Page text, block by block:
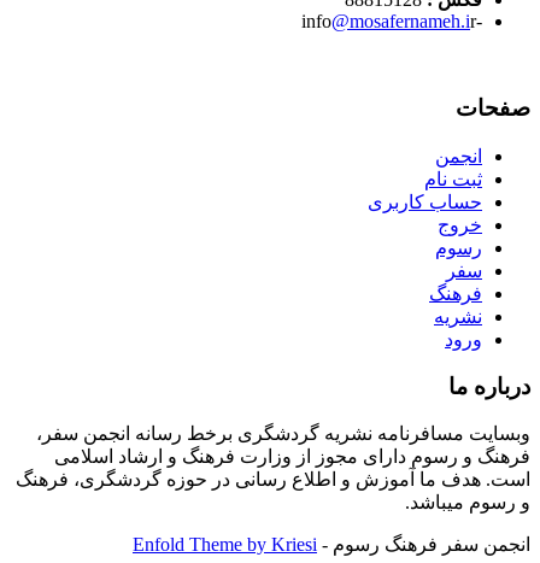
-info
@mosafernameh.ir
صفحات
انجمن
ثبت نام
حساب کاربری
خروج
رسوم
سفر
فرهنگ
نشریه
ورود
درباره ما
وبسایت مسافرنامه نشریه گردشگری برخط رسانه انجمن سفر،
فرهنگ و رسوم دارای مجوز از وزارت فرهنگ و ارشاد اسلامی
است. هدف ما آموزش و اطلاع رسانی در حوزه گردشگری، فرهنگ
و رسوم میباشد.
انجمن سفر فرهنگ رسوم - Enfold Theme by Kriesi